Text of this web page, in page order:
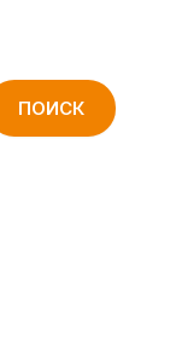
ПОИСК